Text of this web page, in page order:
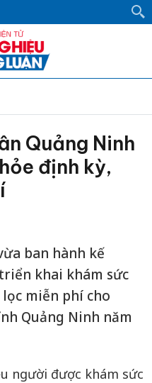
Quảng Ninh
định kỳ,
ban hành kế
khai khám sức
lọc miễn phí cho
Quảng Ninh năm
người được khám sức